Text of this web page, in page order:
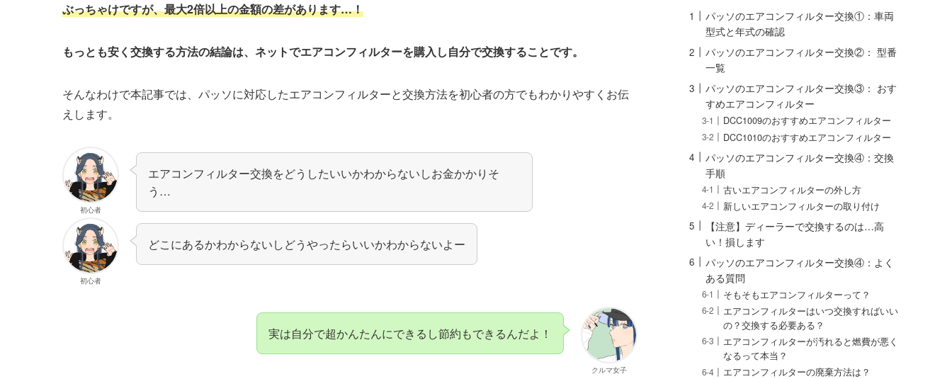
ぶっちゃけですが、最大2倍以上の金額の差があります…！
もっとも安く交換する方法の結論は、ネットでエアコンフィルターを購入し自分で交換することです。
そんなわけで本記事では、パッソに対応したエアコンフィルターと交換方法を初心者の方でもわかりやすくお伝
えします。
初心者
エアコンフィルター交換をどうしたいいかわからないしお金かかりそ
う…
初心者
どこにあるかわからないしどうやったらいいかわからないよー
クルマ女子
実は自分で超かんたんにできるし節約もできるんだよ！
パッソのエアコンフィルター交換①：車両
型式と年式の確認
パッソのエアコンフィルター交換②： 型番
一覧
パッソのエアコンフィルター交換③： おす
すめエアコンフィルター
DCC1009のおすすめエアコンフィルター
DCC1010のおすすめエアコンフィルター
パッソのエアコンフィルター交換④：交換
手順
古いエアコンフィルターの外し方
新しいエアコンフィルターの取り付け
【注意】ディーラーで交換するのは…高
い！損します
パッソのエアコンフィルター交換④：よく
ある質問
そもそもエアコンフィルターって？
エアコンフィルターはいつ交換すればいい
の？交換する必要ある？
エアコンフィルターが汚れると燃費が悪く
なるって本当？
エアコンフィルターの廃棄方法は？